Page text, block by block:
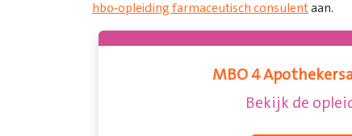
hbo-opleiding farmaceutisch consulentaan.
MBO 4
Bekijk de